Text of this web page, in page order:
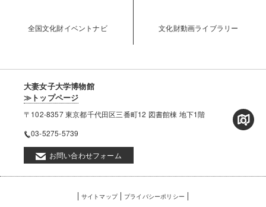
全国文化財イベントナビ 文化財動画ライブラリー
大妻女子大学博物館
≫トップページ
〒102-8357 東京都千代田区三番町12 図書館棟 地下1階
03-5275-5739
お問い合わせフォーム
サイトマップ プライバシーポリシー